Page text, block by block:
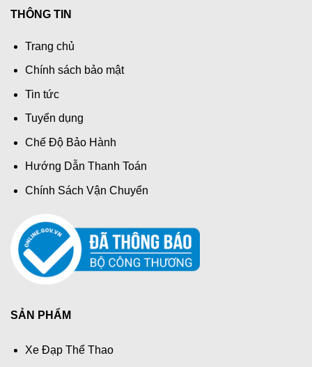
THÔNG TIN
Trang chủ
Chính sách bảo mật
Tin tức
Tuyển dụng
Chế Độ Bảo Hành
Hướng Dẫn Thanh Toán
Chính Sách Vận Chuyển
SẢN PHẨM
Xe Đạp Thể Thao